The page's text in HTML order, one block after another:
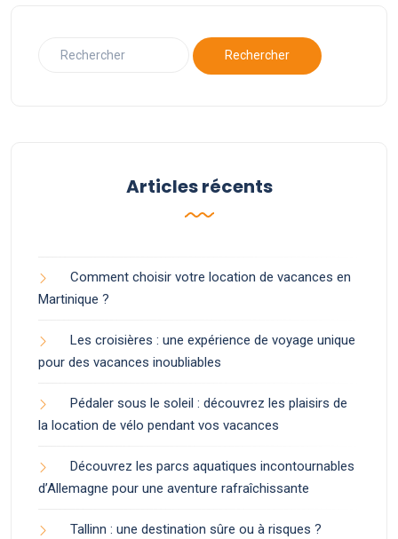
Articles récents
Comment choisir votre location de vacances en
Martinique ?
Les croisières : une expérience de voyage unique
pour des vacances inoubliables
Pédaler sous le soleil : découvrez les plaisirs de
la location de vélo pendant vos vacances
Découvrez les parcs aquatiques incontournables
d’Allemagne pour une aventure rafraîchissante
Tallinn : une destination sûre ou à risques ?